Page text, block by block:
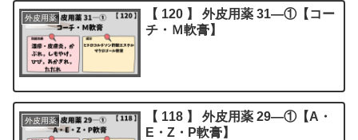
外皮用薬
【 120 】 外皮用薬 31―①【コー
チ・Ｍ軟膏】
外皮用薬
【 118 】 外皮用薬 29―①【A・
E・Z・P軟膏】